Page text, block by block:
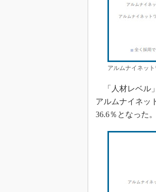
アルムナイネッ
「人材レベル
アルムナイネッ
36.6％となった。